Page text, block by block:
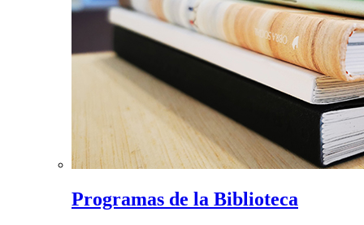
Programas de la Biblioteca